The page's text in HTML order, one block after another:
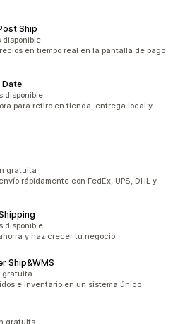
Ship
disponible
en tiempo real en la pantalla de pago
Date
disponible
para retiro en tienda, entrega local y
gratuita
rápidamente con FedEx, UPS, DHL y
disponible
y haz crecer tu negocio
Ship&WMS
gratuita
e inventario en un sistema único
gratuita